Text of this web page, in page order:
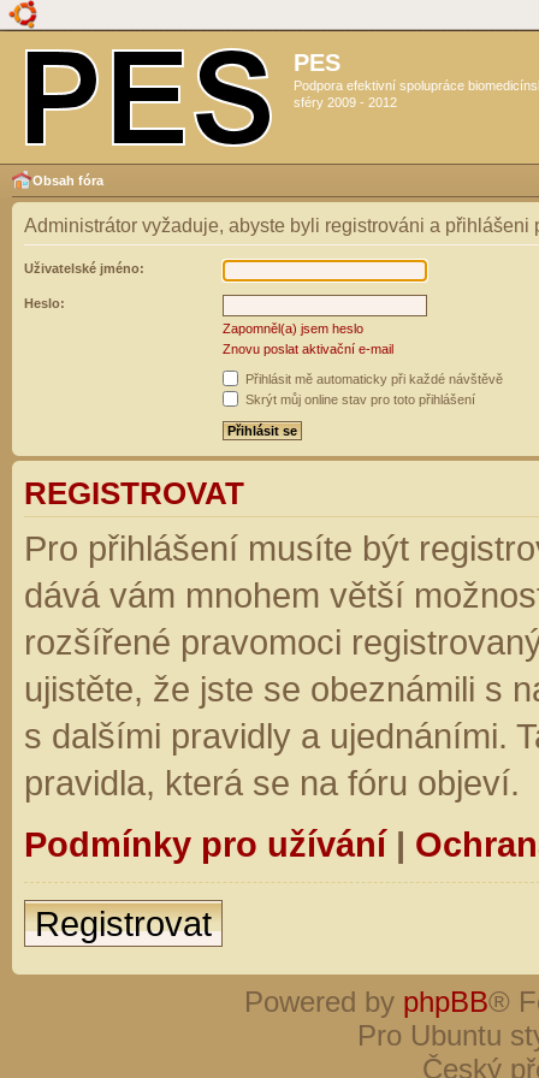
PES
Podpora efektivní spolupráce
sféry 2009 - 2012
Obsah fóra
Administrátor vyžaduje, abyste byli registrováni a přihlášeni
Uživatelské jméno:
Heslo:
Zapomněl(a) jsem heslo
Znovu poslat aktivační e-mail
Přihlásit mě automaticky při každé návštěvě
Skrýt můj online stav pro toto přihlášení
REGISTROVAT
Pro přihlášení musíte být
dává vám mnohem větší
rozšířené pravomoci
ujistěte, že jste se obeznámili s
s dalšími pravidly a ujednáními.
pravidla, která se na fóru objeví.
Podmínky pro užívání|
Registrovat
Powered by phpBB®
Pro Ubuntu
Český